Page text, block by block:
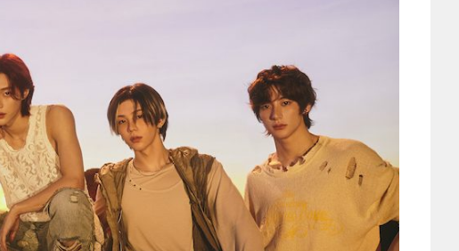
『アイ＝ラブ！げーみんぐ』＝LOV
E齋藤樹愛羅＆佐々木舞香SPインタ
ビュー